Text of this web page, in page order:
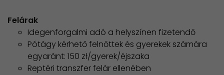
Felárak
Idegenforgalmi adó a helyszínen fizetendő
Pótágy kérhető felnőttek és gyerekek számára
egyaránt: 150 zł/gyerek/éjszaka
Reptéri transzfer felár ellenében